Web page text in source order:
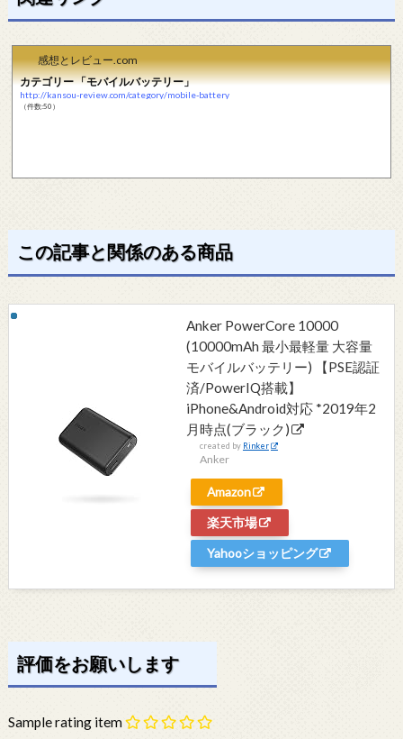
感想とレビュー.com
カテゴリー 「モバイルバッテリー」
http://kansou-review.com/category/mobile-battery
（件数:50）
この記事と関係のある商品
Anker PowerCore 10000
(10000mAh 最小最軽量 大容量
モバイルバッテリー) 【PSE認証
済/PowerIQ搭載】
iPhone&Android対応 *2019年2
月時点(ブラック)
created by Rinker
Anker
Amazon
楽天市場
Yahooショッピング
評価をお願いします
Sample rating item